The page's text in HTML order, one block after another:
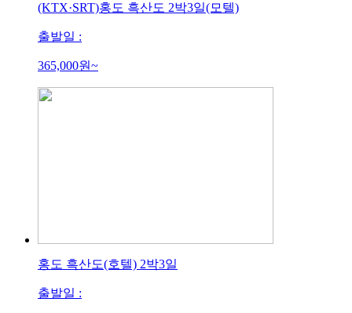
(KTX·SRT)홍도 흑산도 2박3일(모텔)
출발일 :
365,000원~
홍도 흑산도(호텔) 2박3일
출발일 :